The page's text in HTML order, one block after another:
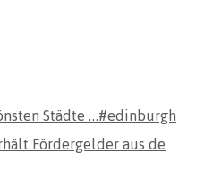
Fördergelder aus de